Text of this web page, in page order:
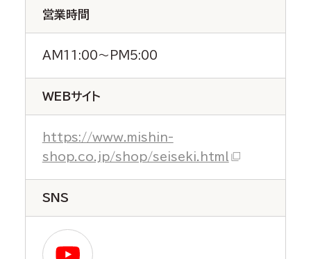
営業時間
AM11:00～PM5:00
WEBサイト
https://www.mishin-
shop.co.jp/shop/seiseki.html
SNS